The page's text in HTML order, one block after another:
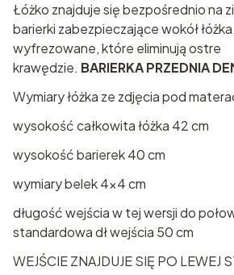
Łóżko znajduje się bezpośrednio na
barierki zabezpieczające wokół
wyfrezowane, które eliminują ostre
krawędzie. BARIERKA PRZEDNIA
Wymiary łóżka ze zdjęcia pod
wysokość całkowita łóżka 42 cm
wysokość barierek 40 cm
wymiary belek 4x4 cm
długość wejścia w tej wersji do
standardowa dł wejścia 50 cm
WEJŚCIE ZNAJDUJE SIĘ PO LEWEJ